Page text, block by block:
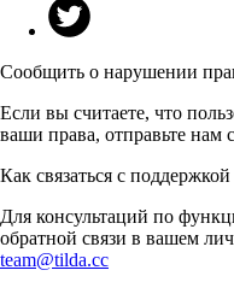
Сообщить о нарушении
Если вы считаете, что
ваши права, отправьте нам
Как связаться с поддержкой
Для консультаций по
обратной связи в вашем
team@tilda.cc